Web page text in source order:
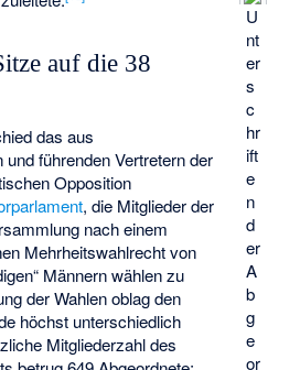
U
nt
er
s
c
hr
ift
e
n
d
er
A
b
g
e
or
auf die 38
das aus
und führenden Vertretern der
Opposition
, die Mitglieder der
nach einem
Mehrheitswahlrecht von
Männern wählen zu
der Wahlen oblag den
höchst unterschiedlich
Mitgliederzahl des